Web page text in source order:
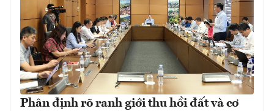
Phân định rõ ranh giới thu hồi đất và cơ